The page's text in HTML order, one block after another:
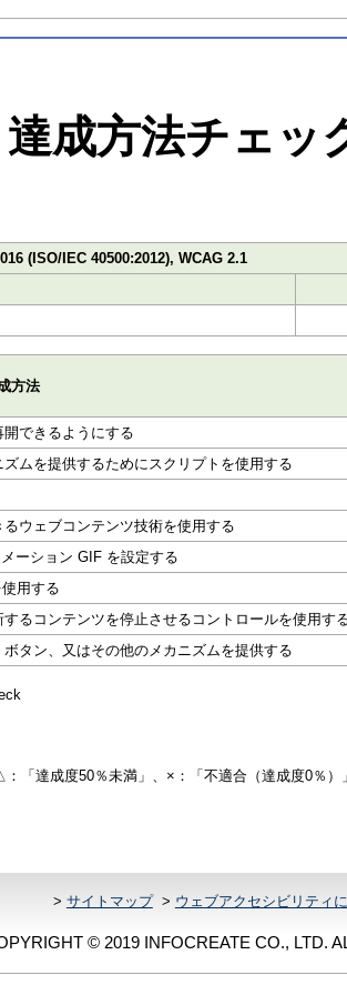
達成方法チェッ
(ISO/IEC 40500:2012), WCAG 2.1
方法
できるようにする
ムを提供するためにスクリプトを使用する
ウェブコンテンツ技術を使用する
ーション GIF を設定する
用する
るコンテンツを停止させるコントロールを使用す
タン、又はその他のメカニズムを提供する
達成度50％未満」、×：「不適合（達成度0％）
> サイトマップ> ウェブアクセシビリティ
© 2019 INFOCREATE CO., LTD.